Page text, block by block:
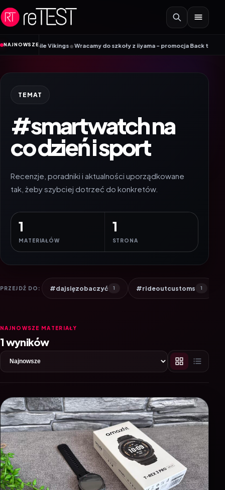
Przejdź do treści
NAJNOWSZE
Vikings•Wracamy do szkoły z iiyama – promocja Back to School na
TEMAT
#smartwatch na
co dzień i sport
Recenzje, poradniki i aktualności uporządkowane
tak, żeby szybciej dotrzeć do konkretów.
1
MATERIAŁÓW
1
STRONA
PRZEJDŹ DO: #dajsięzobaczyć 1 #rideoutcustoms 1
NAJNOWSZE MATERIAŁY
1 wyników